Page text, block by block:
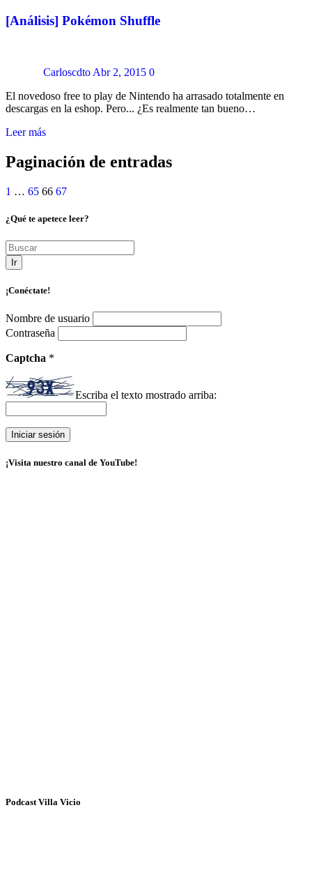
[Análisis] Pokémon Shuffle
Carloscdto Abr 2, 2015 0
El novedoso free to play de Nintendo ha arrasado totalmente en
descargas en la eshop. Pero... ¿Es realmente tan bueno…
Leer más
Paginación de entradas
1 … 65 66 67
¿Qué te apetece leer?
Ir
¡Conéctate!
Nombre de usuario
Contraseña
Captcha *
Escriba el texto mostrado arriba:
¡Visita nuestro canal de YouTube!
Podcast Villa Vicio